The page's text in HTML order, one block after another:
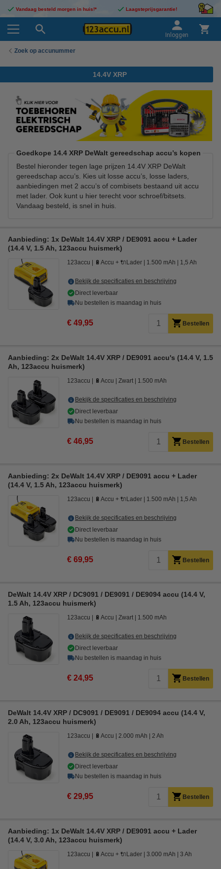
Vandaag besteld morgen in huis!* Laagsteprijsgarantie!
Inloggen
Zoek op accunummer
14.4V XRP
Goedkope 14.4 XRP DeWalt gereedschap accu’s kopen
Bestel hieronder tegen lage prijzen 14.4V XRP DeWalt
gereedschap accu’s. Kies uit losse accu’s, losse laders,
aanbiedingen met 2 accu’s of combisets bestaand uit accu
met lader. Ook kunt u hier terecht voor schroef/bitsets.
Vandaag besteld, is snel in huis.
Aanbieding: 1x DeWalt 14.4V XRP / DE9091 accu + Lader
(14.4 V, 1.5 Ah, 123accu huismerk)
123accu 🔋Accu + 🔌Lader 1.500 mAh 1,5 Ah
Bekijk de specificaties en beschrijving
Direct leverbaar
Nu bestellen is maandag in huis
€ 49,95 Bestellen
Aanbieding: 2x DeWalt 14.4V XRP / DE9091 accu's (14.4 V, 1.5
Ah, 123accu huismerk)
123accu 🔋Accu Zwart 1.500 mAh
Bekijk de specificaties en beschrijving
Direct leverbaar
Nu bestellen is maandag in huis
€ 46,95 Bestellen
Aanbieding: 2x DeWalt 14.4V XRP / DE9091 accu + Lader
(14.4 V, 1.5 Ah, 123accu huismerk)
123accu 🔋Accu + 🔌Lader 1.500 mAh 1,5 Ah
Bekijk de specificaties en beschrijving
Direct leverbaar
Nu bestellen is maandag in huis
€ 69,95 Bestellen
DeWalt 14.4V XRP / DC9091 / DE9091 / DE9094 accu (14.4 V,
1.5 Ah, 123accu huismerk)
123accu 🔋Accu Zwart 1.500 mAh
Bekijk de specificaties en beschrijving
Direct leverbaar
Nu bestellen is maandag in huis
€ 24,95 Bestellen
DeWalt 14.4V XRP / DC9091 / DE9091 / DE9094 accu (14.4 V,
2.0 Ah, 123accu huismerk)
123accu 🔋Accu 2.000 mAh 2 Ah
Bekijk de specificaties en beschrijving
Direct leverbaar
Nu bestellen is maandag in huis
€ 29,95 Bestellen
Aanbieding: 1x DeWalt 14.4V XRP / DE9091 accu + Lader
(14.4 V, 3.0 Ah, 123accu huismerk)
123accu 🔋Accu + 🔌Lader 3.000 mAh 3 Ah